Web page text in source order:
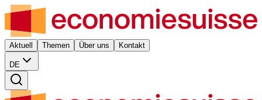
Aktuell Themen Über uns Kontakt
DE